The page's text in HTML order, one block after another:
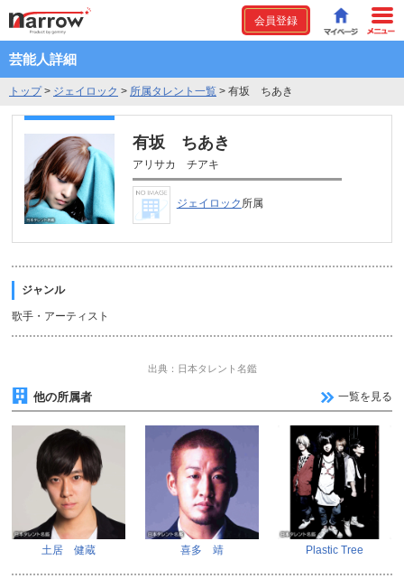
会員登録
芸能人詳細
トップ> ジェイロック > 所属タレント一覧 > 有坂 ちあき
有坂 ちあき
アリサカ チアキ
ジェイロック 所属
ジャンル
歌手・アーティスト
出典：日本タレント名鑑
他の所属者 一覧を見る
土居 健蔵 喜多 靖 Plastic Tree